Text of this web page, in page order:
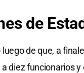
de
de que, a
diez funcionarios